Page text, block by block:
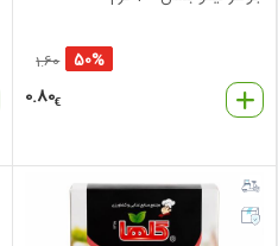
50%
1.60
0.80€